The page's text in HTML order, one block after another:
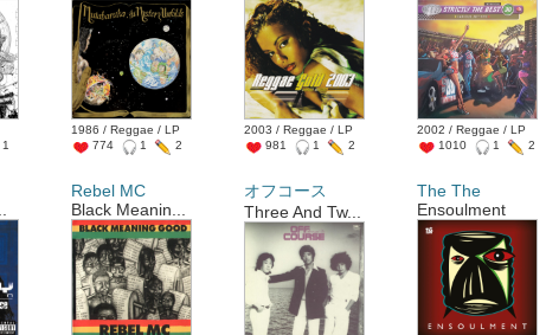
1
1986 / Reggae / LP
774
1 2
2003 / Reggae / LP
981
1 2
2002 / Reggae / LP
1010
1 2
Rebel MC
Black Meanin...
オフコース
Three And Tw...
The The
Ensoulment